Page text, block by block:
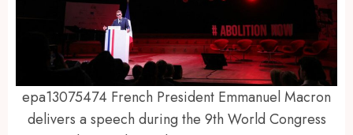
epa13075474 French President Emmanuel Macron
delivers a speech during the 9th World Congress